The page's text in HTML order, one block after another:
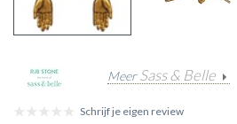
MeerSass & Belle
Schrijf je eigen review